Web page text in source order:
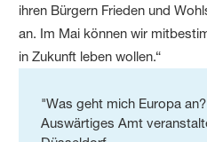
ihren Bürgern Frieden und
an. Im Mai können wir
in Zukunft leben wollen.“
"Was geht mich Europa
Auswärtiges Amt